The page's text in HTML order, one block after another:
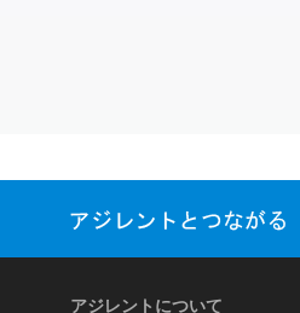
アジレントについて